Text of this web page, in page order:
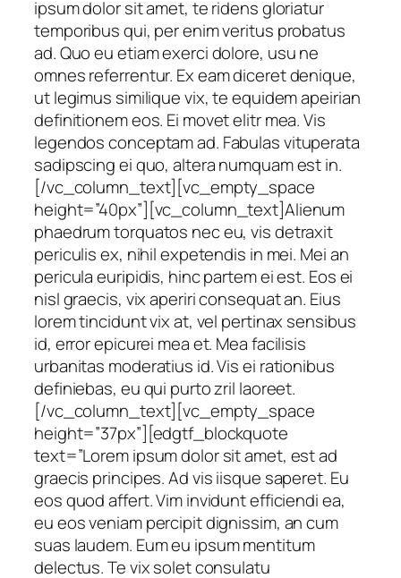
ipsum dolor sit amet, te ridens gloriatur
temporibus qui, per enim veritus probatus
ad. Quo eu etiam exerci dolore, usu ne
omnes referrentur. Ex eam diceret denique,
ut legimus similique vix, te equidem apeirian
definitionem eos. Ei movet elitr mea. Vis
legendos conceptam ad. Fabulas vituperata
sadipscing ei quo, altera numquam est in.
[/vc_column_text][vc_empty_space
height=”40px”][vc_column_text]Alienum
phaedrum torquatos nec eu, vis detraxit
periculis ex, nihil expetendis in mei. Mei an
pericula euripidis, hinc partem ei est. Eos ei
nisl graecis, vix aperiri consequat an. Eius
lorem tincidunt vix at, vel pertinax sensibus
id, error epicurei mea et. Mea facilisis
urbanitas moderatius id. Vis ei rationibus
definiebas, eu qui purto zril laoreet.
[/vc_column_text][vc_empty_space
height=”37px”][edgtf_blockquote
text=”Lorem ipsum dolor sit amet, est ad
graecis principes. Ad vis iisque saperet. Eu
eos quod affert. Vim invidunt efficiendi ea,
eu eos veniam percipit dignissim, an cum
suas laudem. Eum eu ipsum mentitum
delectus. Te vix solet consulatu